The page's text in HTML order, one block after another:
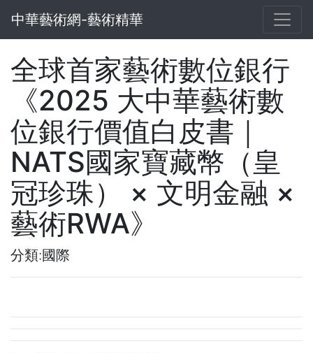
中華藝術網-藝術精華
全球首家藝術數位銀行
《2025 大中華藝術數
位銀行價值白皮書｜
NATS國家寶藏幣（皇
冠珍珠） × 文明金融 ×
藝術RWA》
分類:國際